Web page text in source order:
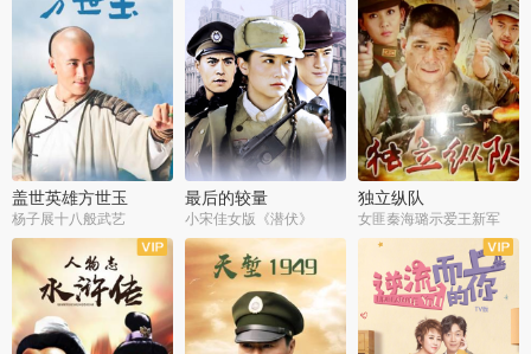
盖世英雄方世玉
杨子展十八般武艺
最后的较量
小宋佳女版《潜伏》
独立纵队
女匪秦海璐示爱王新军
全40集
全30集 全43集